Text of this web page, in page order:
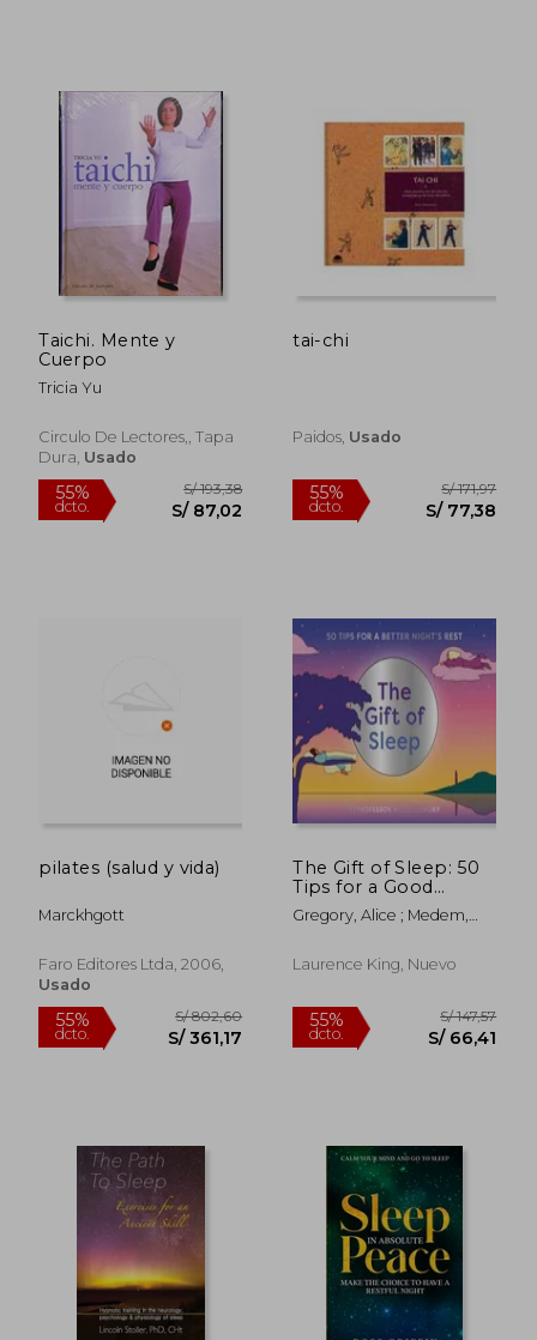
Taichi. Mente y
Cuerpo
Tricia Yu
Circulo De Lectores,, Tapa
Dura, Usado
dcto.
tai-chi
Paidos, Usado
dcto.
pilates (salud y vida)
Marckhgott
Faro Editores Ltda, 2006,
Usado
The Gift of Sleep: 50
Tips for a Good
Night's Rest (en
Inglés)
Gregory, Alice ; Medem,
Laurence King, Nuevo